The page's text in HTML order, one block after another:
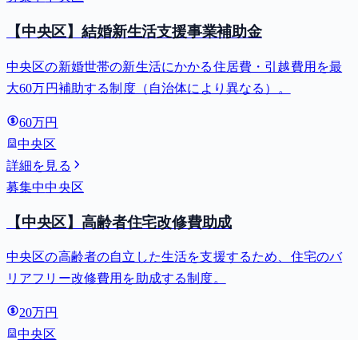
【中央区】結婚新生活支援事業補助金
中央区の新婚世帯の新生活にかかる住居費・引越費用を最
大60万円補助する制度（自治体により異なる）。
60万円
中央区
詳細を見る
募集中中央区
【中央区】高齢者住宅改修費助成
中央区の高齢者の自立した生活を支援するため、住宅のバ
リアフリー改修費用を助成する制度。
20万円
中央区